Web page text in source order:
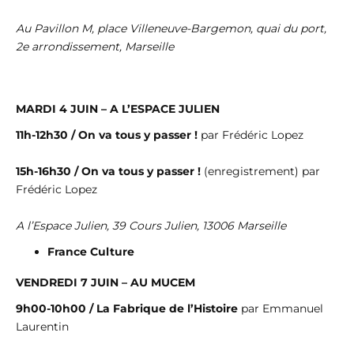
Au Pavillon M, place Villeneuve-Bargemon, quai du port,
2e arrondissement, Marseille
MARDI 4 JUIN – A L’ESPACE JULIEN
11h-12h30 / On va tous y passer ! par Frédéric Lopez
15h-16h30 / On va tous y passer ! (enregistrement) par
Frédéric Lopez
A l’Espace Julien, 39 Cours Julien, 13006 Marseille
France Culture
VENDREDI 7 JUIN – AU MUCEM
9h00-10h00 / La Fabrique de l’Histoire par Emmanuel
Laurentin